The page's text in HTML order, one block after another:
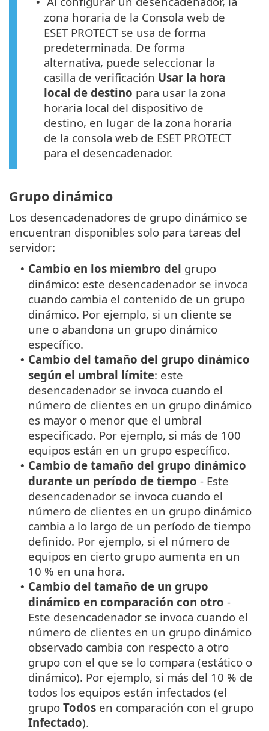
zona horaria de la Consola web de
ESET PROTECT se usa de forma
predeterminada. De forma
alternativa, puede seleccionar la
casilla de verificación Usar la hora
local de destino para usar la zona
horaria local del dispositivo de
destino, en lugar de la zona horaria
de la consola web de ESET PROTECT
para el desencadenador.
Grupo dinámico
Los desencadenadores de grupo dinámico se
encuentran disponibles solo para tareas del
servidor:
• Cambio en los miembro del grupo
dinámico: este desencadenador se invoca
cuando cambia el contenido de un grupo
dinámico. Por ejemplo, si un cliente se
une o abandona un grupo dinámico
específico.
• Cambio del tamaño del grupo dinámico
según el umbral límite: este
desencadenador se invoca cuando el
número de clientes en un grupo dinámico
es mayor o menor que el umbral
especificado. Por ejemplo, si más de 100
equipos están en un grupo específico.
• Cambio de tamaño del grupo dinámico
durante un período de tiempo - Este
desencadenador se invoca cuando el
número de clientes en un grupo dinámico
cambia a lo largo de un período de tiempo
definido. Por ejemplo, si el número de
equipos en cierto grupo aumenta en un
10 % en una hora.
• Cambio del tamaño de un grupo
dinámico en comparación con otro -
Este desencadenador se invoca cuando el
número de clientes en un grupo dinámico
observado cambia con respecto a otro
grupo con el que se lo compara (estático o
dinámico). Por ejemplo, si más del 10 % de
todos los equipos están infectados (el
grupo Todos en comparación con el grupo
Infectado).